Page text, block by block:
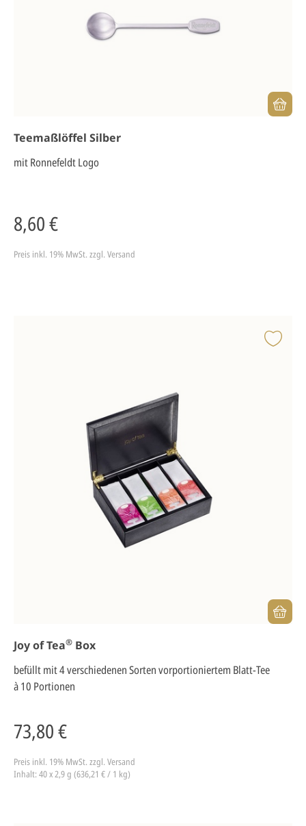
Teemaßlöffel Silber
mit Ronnefeldt Logo
8,60 €
Preis inkl. 19% MwSt. zzgl. Versand
Joy of Tea® Box
befüllt mit 4 verschiedenen Sorten vorportioniertem Blatt-Tee
à 10 Portionen
73,80 €
Preis inkl. 19% MwSt. zzgl. Versand
Inhalt: 40 x 2,9 g (636,21 € / 1 kg)